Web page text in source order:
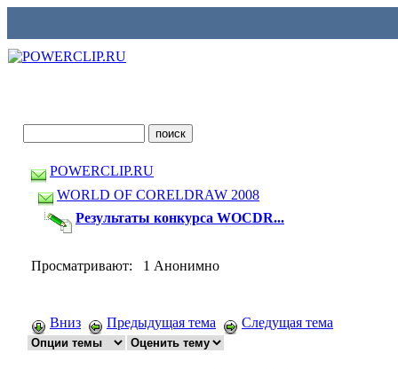
POWERCLIP.RU
WORLD OF CORELDRAW 2008
Результаты конкурса WOCDR...
Просматривают: 1 Анонимно
Вниз Предыдущая тема Следущая тема